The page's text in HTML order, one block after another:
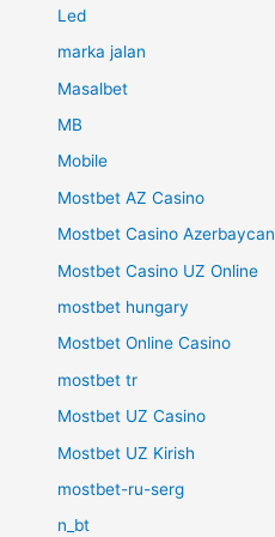
Led
marka jalan
Masalbet
MB
Mobile
Mostbet AZ Casino
Mostbet Casino Azerbaycan
Mostbet Casino UZ Online
mostbet hungary
Mostbet Online Casino
mostbet tr
Mostbet UZ Casino
Mostbet UZ Kirish
mostbet-ru-serg
n_bt